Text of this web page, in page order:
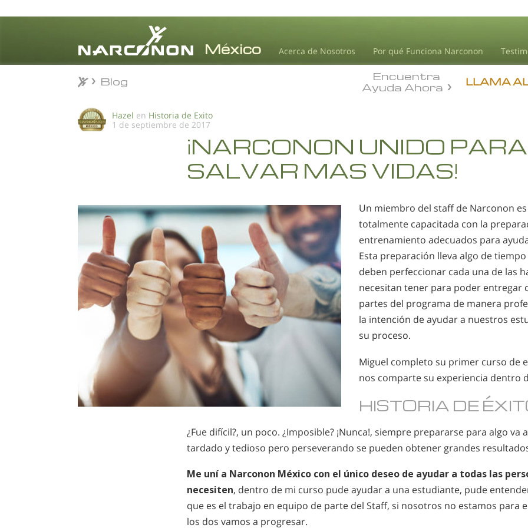
Acerca de Nosotros Por qué Funciona Narconon
LLAMA
Encuentra
Ayuda Ahora
Blog
Hazel en Historia de Exito
1 de septiembre de 2017
¡NARCONON UNIDO PARA
SALVAR MAS VIDAS!
Un miembro del staff de Narconon
totalmente capacitada con la
entrenamiento adecuados para
Esta preparación lleva algo de
deben perfeccionar cada una de las
necesitan tener para poder entregar
partes del programa de manera
la intención de ayudar a nuestros
su proceso.
Miguel completo su primer curso de
nos comparte su experiencia dentro
HISTORIA DE
¿Fue difícil?, un poco. ¿Imposible? ¡Nunca!, siempre prepararse para algo va
tardado y tedioso pero perseverando se pueden obtener grandes
Me uní a Narconon México con el único deseo de ayudar a todas las
necesiten, dentro de mi curso pude ayudar a una estudiante, pude
que es el trabajo en equipo de parte del Staff, si nosotros no estamos para
los dos vamos a progresar.
Blog